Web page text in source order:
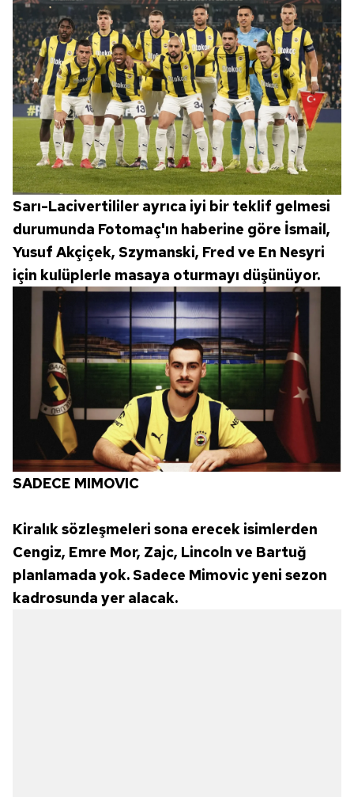
Sarı-Lacivertililer ayrıca iyi bir teklif gelmesi
durumunda Fotomaç'ın haberine göre İsmail,
Yusuf Akçiçek, Szymanski, Fred ve En Nesyri
için kulüplerle masaya oturmayı düşünüyor.
SADECE MIMOVIC
Kiralık sözleşmeleri sona erecek isimlerden
Cengiz, Emre Mor, Zajc, Lincoln ve Bartuğ
planlamada yok. Sadece Mimovic yeni sezon
kadrosunda yer alacak.